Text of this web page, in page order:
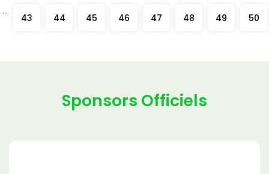
...
43 44 45 46 47 48 49 50
Sponsors Officiels